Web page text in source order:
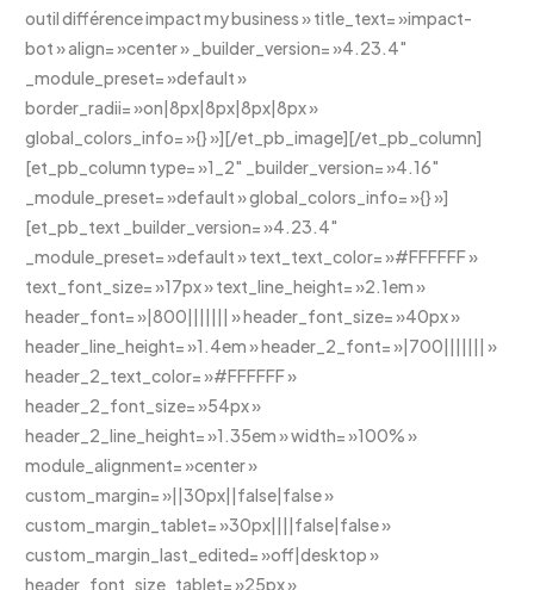
outil différence impact my business » title_text= »impact-
bot » align= »center » _builder_version= »4.23.4″
_module_preset= »default »
border_radii= »on|8px|8px|8px|8px »
global_colors_info= »{} »][/et_pb_image][/et_pb_column]
[et_pb_column type= »1_2″ _builder_version= »4.16″
_module_preset= »default » global_colors_info= »{} »]
[et_pb_text _builder_version= »4.23.4″
_module_preset= »default » text_text_color= »#FFFFFF »
text_font_size= »17px » text_line_height= »2.1em »
header_font= »|800||||||| » header_font_size= »40px »
header_line_height= »1.4em » header_2_font= »|700||||||| »
header_2_text_color= »#FFFFFF »
header_2_font_size= »54px »
header_2_line_height= »1.35em » width= »100% »
module_alignment= »center »
custom_margin= »||30px||false|false »
custom_margin_tablet= »30px||||false|false »
custom_margin_last_edited= »off|desktop »
header_font_size_tablet= »25px »